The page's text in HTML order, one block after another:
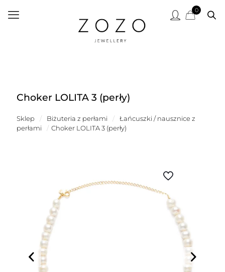
0
Choker LOLITA 3 (perły)
Sklep / Biżuteria z perłami /
Łańcuszki / nausznice z
perłami
/ Choker LOLITA 3 (perły)